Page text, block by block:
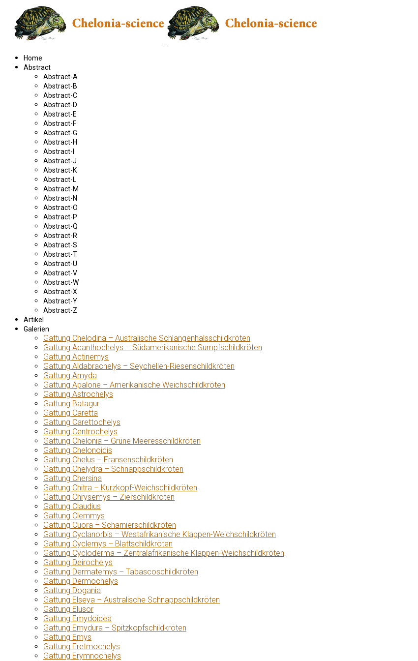
Home
Abstract
Abstract-A
Abstract-B
Abstract-C
Abstract-D
Abstract-E
Abstract-F
Abstract-G
Abstract-H
Abstract-I
Abstract-J
Abstract-K
Abstract-L
Abstract-M
Abstract-N
Abstract-O
Abstract-P
Abstract-Q
Abstract-R
Abstract-S
Abstract-T
Abstract-U
Abstract-V
Abstract-W
Abstract-X
Abstract-Y
Abstract-Z
Artikel
Galerien
Gattung Chelodina – Australische Schlangenhalsschildkröten
Gattung Acanthochelys – Südamerikanische Sumpfschildkröten
Gattung Actinemys
Gattung Aldabrachelys – Seychellen-Riesenschildkröten
Gattung Amyda
Gattung Apalone – Amerikanische Weichschildkröten
Gattung Astrochelys
Gattung Batagur
Gattung Caretta
Gattung Carettochelys
Gattung Centrochelys
Gattung Chelonia – Grüne Meeresschildkröten
Gattung Chelonoidis
Gattung Chelus – Fransenschildkröten
Gattung Chelydra – Schnappschildkröten
Gattung Chersina
Gattung Chitra – Kurzkopf-Weichschildkröten
Gattung Chrysemys – Zierschildkröten
Gattung Claudius
Gattung Clemmys
Gattung Cuora – Scharnierschildkröten
Gattung Cyclanorbis – Westafrikanische Klappen-Weichschildkröten
Gattung Cyclemys – Blattschildkröten
Gattung Cycloderma – Zentralafrikanische Klappen-Weichschildkröten
Gattung Deirochelys
Gattung Dermatemys – Tabascoschildkröten
Gattung Dermochelys
Gattung Dogania
Gattung Elseya – Australische Schnappschildkröten
Gattung Elusor
Gattung Emydoidea
Gattung Emydura – Spitzkopfschildkröten
Gattung Emys
Gattung Eretmochelys
Gattung Erymnochelys